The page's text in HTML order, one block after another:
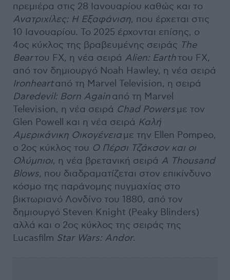
πρεμιέρα στις 28 Ιανουαρίου καθώς και το
Ανατριχίλες: Η Εξαφάνιση, που έρχεται στις
10 Ιανουαρίου. Το 2025 έρχονται επίσης, ο
4ος κύκλος της βραβευμένης σειράς The
Bearτου FX, η νέα σειρά Alien: Earthτου FX,
από τον δημιουργό Noah Hawley, η νέα σειρά
Ironheartαπό τη Marvel Television, η σειρά
Daredevil: Born Againαπό τη Marvel
Television, η νέα σειρά Chad Powersμε τον
Glen Powell και η νέα σειρά Καλή
Αμερικάνικη Οικογένειαμε την Ellen Pompeo,
ο 2ος κύκλος του Ο Πέρσι Τζάκσον και οι
Ολύμπιοι, η νέα βρετανική σειρά A Thousand
Blows, που διαδραματίζεται στον επικίνδυνο
κόσμο της παράνομης πυγμαχίας στο
βικτωριανό Λονδίνο του 1880, από τον
δημιουργό Steven Knight (Peaky Blinders)
αλλά και ο 2ος κύκλος της σειράς της
Lucasfilm Star Wars: Andor.